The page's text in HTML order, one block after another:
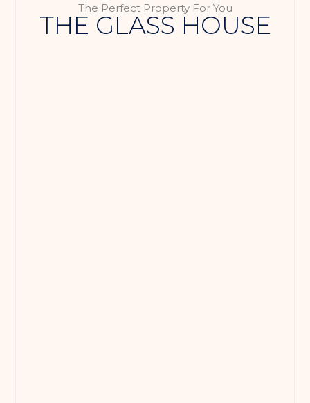
The Perfect Property For You
THE GLASS HOUSE